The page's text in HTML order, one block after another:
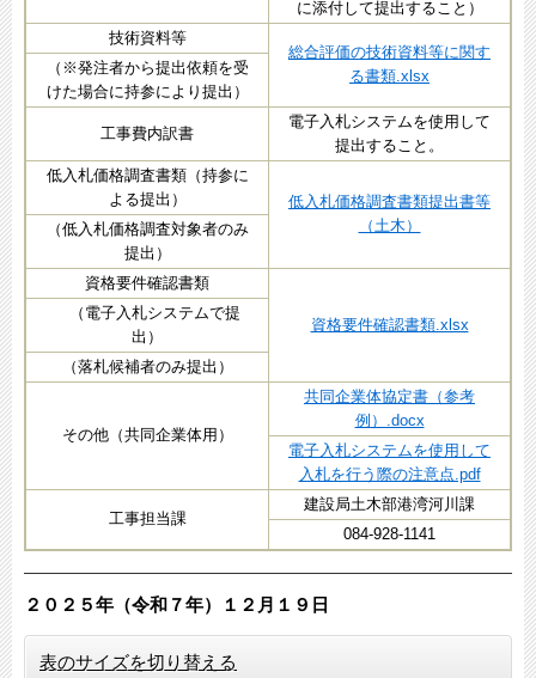
に添付して提出すること）​
技術資料等
総合評価の技術資料等に関す
る書類.xlsx
（※発注者から提出依頼を受
けた場合に持参により提出）
工事費内訳書
電子入札システムを使用して
提出すること。
低入札価格調査書類（持参に
よる提出）
低入札価格調査書類提出書等
（土木）
（低入札価格調査対象者のみ
提出）
資格要件確認書類
資格要件確認書類.xlsx
（電子入札システムで提
出）
（落札候補者のみ提出）
その他（共同企業体⽤）
共同企業体協定書（参考
例）.docx
電子入札システムを使用して
入札を行う際の注意点.pdf
工事担当課
建設局土木部港湾河川課
084-928-1141
２０２５年（令和７年）１２月１９日​​
表のサイズを切り替える